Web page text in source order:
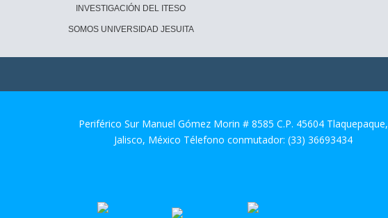
INVESTIGACIÓN DEL ITESO
SOMOS UNIVERSIDAD JESUITA
Periférico Sur Manuel Gómez Morin # 8585 C.P. 45604 Tlaquepaque,
Jalisco, México Télefono conmutador: (33) 36693434